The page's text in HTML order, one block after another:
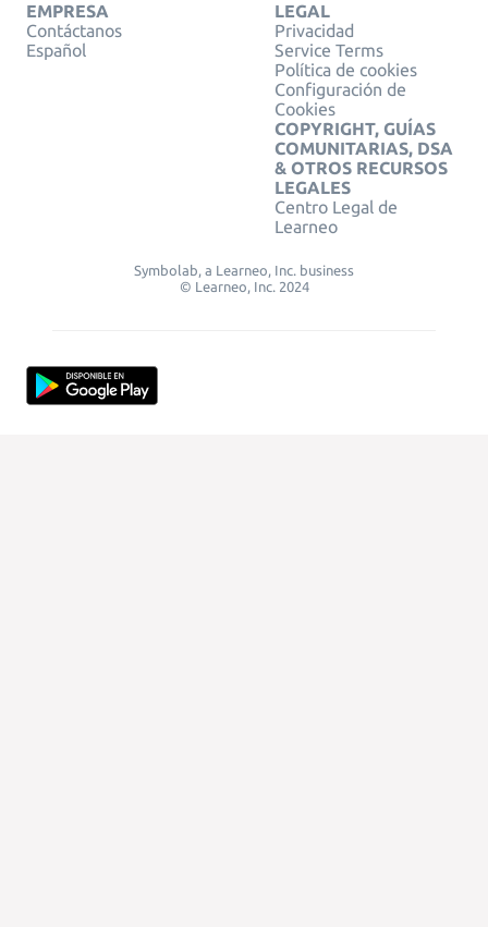
EMPRESA
Contáctanos
Español
LEGAL
Privacidad
Service Terms
Política de cookies
Configuración de
Cookies
COPYRIGHT, GUÍAS
COMUNITARIAS, DSA
& OTROS RECURSOS
LEGALES
Centro Legal de
Learneo
Symbolab, a Learneo, Inc. business
© Learneo, Inc. 2024